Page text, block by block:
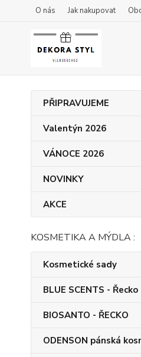
O nás Jak nakupovat
PŘIPRAVUJEME
Valentýn 2026
VÁNOCE 2026
NOVINKY
AKCE
KOSMETIKA A MÝDLA :
Kosmetické sady
BLUE SCENTS - Řecko
BIOSANTO - ŘECKO
ODENSON pánská